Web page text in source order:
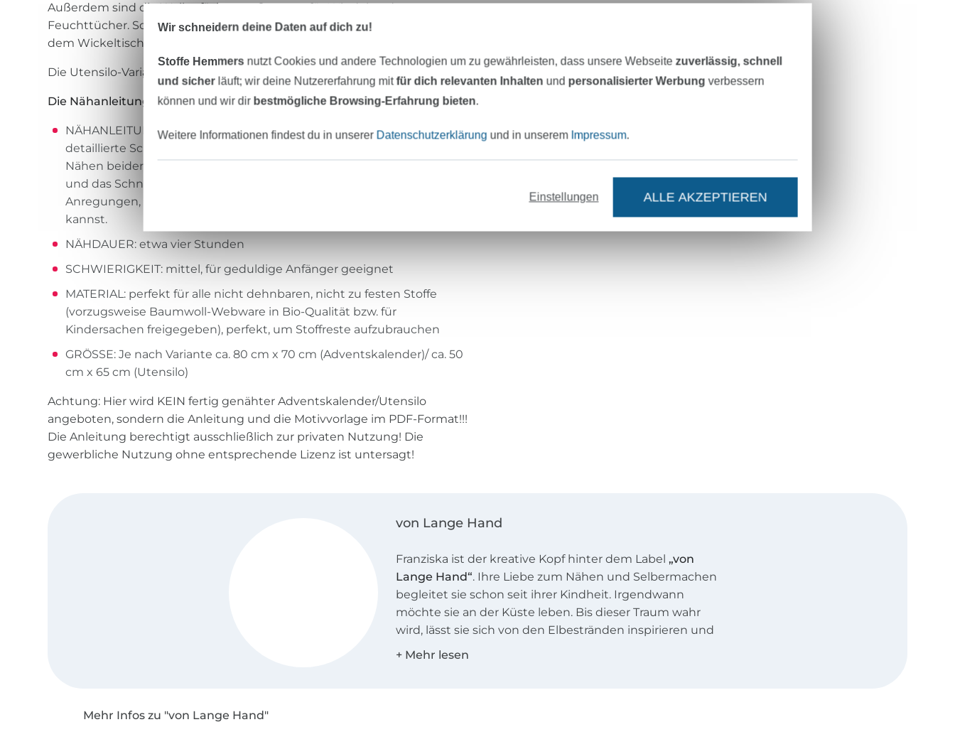
Außerdem sind die Wellenfächer groß genug für Windeln oder
Feuchttücher. So wird der Wal als Windel-Utensilo zum Hingucker über
dem Wickeltisch.
Die Utensilo-Variante misst ca. 50 cm Breite × 65 cm Höhe.
Die Nähanleitung auf einen Blick:
NÄHANLEITUNG: Diese Anleitung im PDF-Format enthält eine
detaillierte Schritt-für-Schritt-Anleitung mit zahlreichen Fotos zum
Nähen beider Varianten (Adventskalender und Utensilo), 33 A4-Seiten
und das Schnittmuster in Originalgröße. Zahlreiche Zusatztipps geben
Anregungen, wie Du Deinen Wandbehang noch persönlicher gestalten
kannst.
NÄHDAUER: etwa vier Stunden
SCHWIERIGKEIT: mittel, für geduldige Anfänger geeignet
MATERIAL: perfekt für alle nicht dehnbaren, nicht zu festen Stoffe
(vorzugsweise Baumwoll-Webware in Bio-Qualität bzw. für
Kindersachen freigegeben), perfekt, um Stoffreste aufzubrauchen
GRÖSSE: Je nach Variante ca. 80 cm x 70 cm (Adventskalender)/ ca. 50
cm x 65 cm (Utensilo)
Achtung: Hier wird KEIN fertig genähter Adventskalender/Utensilo
angeboten, sondern die Anleitung und die Motivvorlage im PDF-Format!!!
Die Anleitung berechtigt ausschließlich zur privaten Nutzung! Die
gewerbliche Nutzung ohne entsprechende Lizenz ist untersagt!
von Lange Hand
Franziska ist der kreative Kopf hinter dem Label „von
Lange Hand“. Ihre Liebe zum Nähen und Selbermachen
begleitet sie schon seit ihrer Kindheit. Irgendwann
möchte sie an der Küste leben. Bis dieser Traum wahr
wird, lässt sie sich von den Elbestränden inspirieren und
betreibt in Dresden ihre Schnittmustermanufaktur.
Mehr Infos zu "von Lange Hand"
Wir schneidern deine Daten auf dich zu!
Stoffe Hemmers nutzt Cookies und andere Technologien um zu gewährleisten, dass unsere Webseitezuverlässig, schnell
und sicherläuft; wir deine Nutzererfahrung mitfür dich relevanten Inhalten und personalisierter Werbung verbessern
können und wir dir bestmögliche Browsing-Erfahrung bieten.
Weitere Informationen findest du in unserer Datenschutzerklärung und in unserem Impressum.
Einstellungen ALLE AKZEPTIEREN